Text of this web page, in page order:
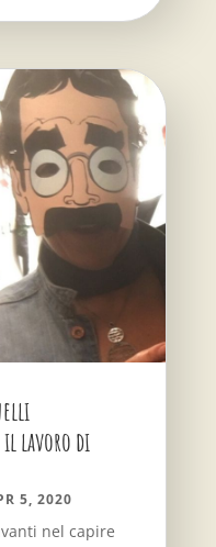
il lavoro di
5, 2020
nel capire